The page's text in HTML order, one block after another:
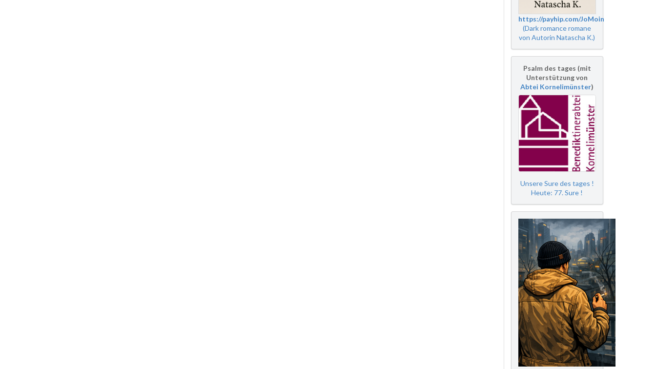
https://payhip.com/JoMoin
(Dark romance romane
von Autorin Natascha K.)
Psalm des tages (mit
Unterstützung von
Abtei Kornelimünster)
Unsere Sure des tages !
Heute: 77. Sure !